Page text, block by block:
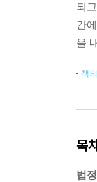
되
간
을
책
목
법정